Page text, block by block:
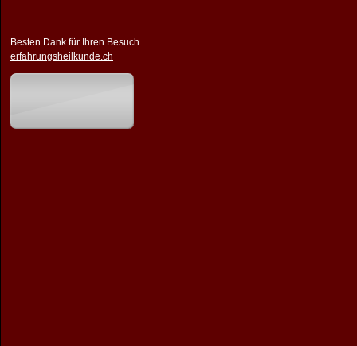
Besten Dank für Ihren Besuch
erfahrungsheilkunde.ch